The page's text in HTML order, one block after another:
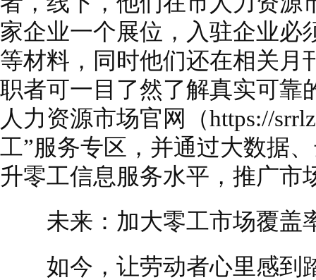
家企业一个展位，入驻企业必
等材料，同时他们还在相关月
职者可一目了然了解真实可靠
人力资源市场官网（https://
工”服务专区，并通过大数据
升零工信息服务水平，推广
未来：加大零工市场覆盖
如今，让劳动者心里感到